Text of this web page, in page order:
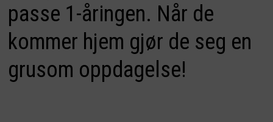
passe 1-åringen. Når de
kommer hjem gjør de seg en
grusom oppdagelse!